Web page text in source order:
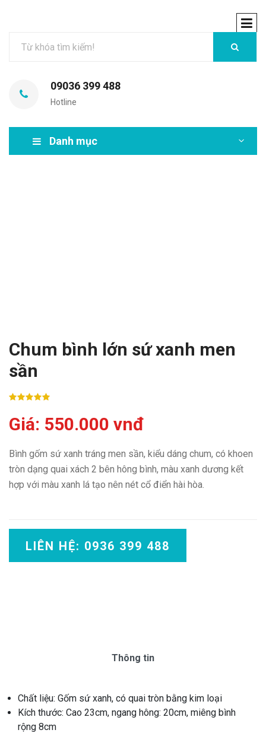
09036 399 488
Hotline
Danh mục
Chum bình lớn sứ xanh men
sần
Giá: 550.000 vnđ
Bình gốm sứ xanh tráng men sần, kiểu dáng chum, có khoen
tròn dạng quai xách 2 bên hông bình, màu xanh dương kết
hợp với màu xanh lá tạo nên nét cổ điển hài hòa.
LIÊN HỆ: 0936 399 488
Thông tin
Chất liệu: Gốm sứ xanh, có quai tròn bằng kim loại
Kích thước: Cao 23cm, ngang hông: 20cm, miêng bình
rộng 8cm